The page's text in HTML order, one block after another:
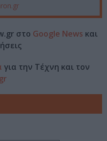
στο Google News και
για την Τέχνη και τον